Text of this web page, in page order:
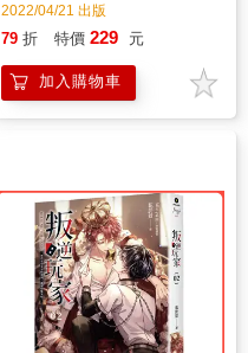
2022/04/21 出版
79 折 特價 229 元
加入購物車